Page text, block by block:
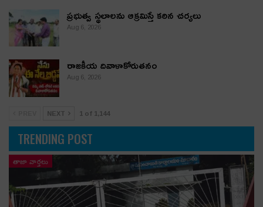
ప్రభుత్వ స్థలాలను ఆక్రమిస్తే కఠిన చర్యలు
Aug 6, 2026
రాజకీయ దివాళాకోరుతనం
Aug 6, 2026
NEXT 1 of 1,144
TRENDING POST
తాజా వార్తలు